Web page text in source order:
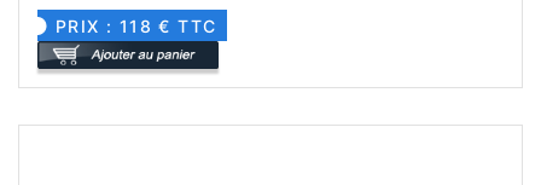
PRIX : 118 € TTC